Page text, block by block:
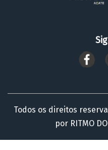
Todos os direitos
por RITMO DO